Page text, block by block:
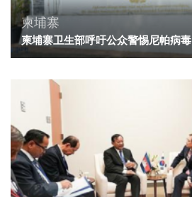
柬埔寨
柬埔寨卫生部呼吁公众警惕尼帕病毒